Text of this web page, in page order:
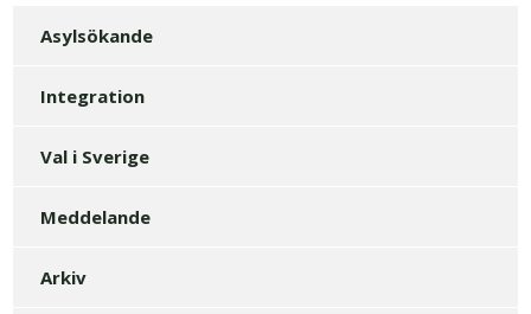
Asylsökande
Integration
Val i Sverige
Meddelande
Arkiv